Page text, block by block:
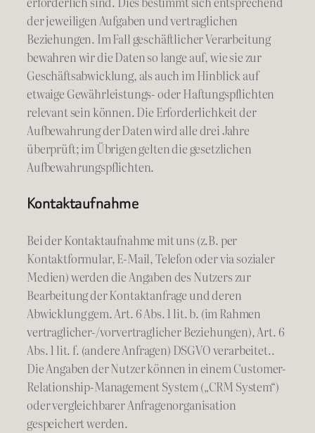
der jeweiligen Aufgaben und vertraglichen
Beziehungen. Im Fall geschäftlicher Verarbeitung
bewahren wir die Daten so lange auf, wie sie zur
Geschäftsabwicklung, als auch im Hinblick auf
etwaige Gewährleistungs- oder Haftungspflichten
relevant sein können. Die Erforderlichkeit der
Aufbewahrung der Daten wird alle drei Jahre
überprüft; im Übrigen gelten die gesetzlichen
Aufbewahrungspflichten.
Kontaktaufnahme
Bei der Kontaktaufnahme mit uns (z.B. per
Kontaktformular, E-Mail, Telefon oder via sozialer
Medien) werden die Angaben des Nutzers zur
Bearbeitung der Kontaktanfrage und deren
Abwicklung gem. Art. 6 Abs. 1 lit. b. (im Rahmen
vertraglicher-/vorvertraglicher Beziehungen), Art. 6
Abs. 1 lit. f. (andere Anfragen) DSGVO verarbeitet..
Die Angaben der Nutzer können in einem Customer-
Relationship-Management System („CRM System“)
oder vergleichbarer Anfragenorganisation
gespeichert werden.